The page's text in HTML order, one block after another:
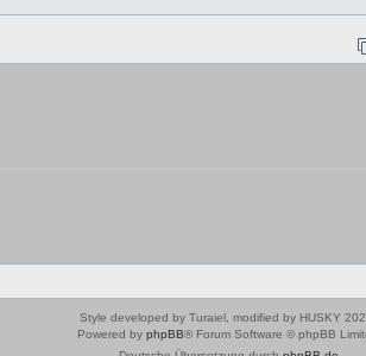
Style developed by Turaiel, modified by HUSKY
Powered by phpBB® Forum Software © phpBB